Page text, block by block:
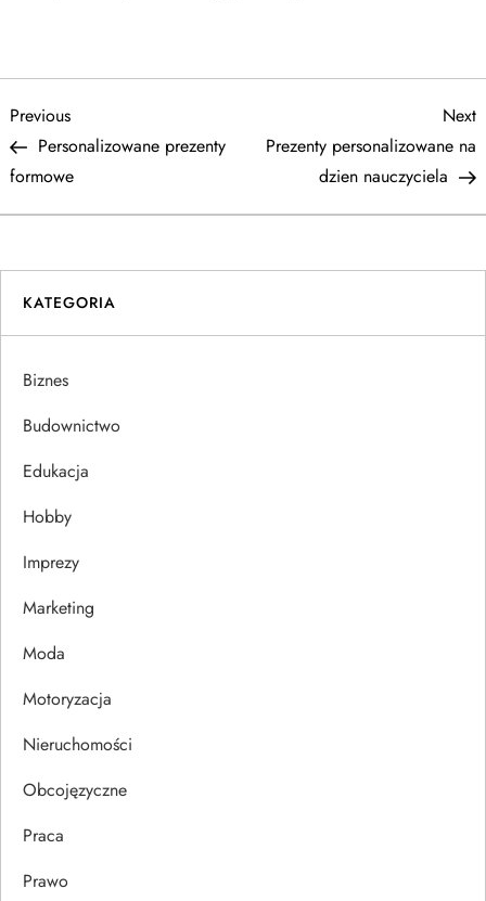
N
a
w
i
g
a
c
a
w
p
u
Previous
Post
Previous
Personalizowane prezenty
formowe
Next
Prezenty personalizowane na
dzien nauczyciela
KATEGORIA
Biznes
Budownictwo
Edukacja
Hobby
Imprezy
Marketing
Moda
Motoryzacja
Nieruchomości
Obcojęzyczne
Praca
Prawo